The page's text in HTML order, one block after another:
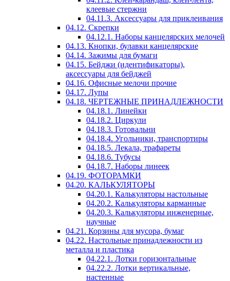
клеевые стержни
04.11.3. Аксессуары для приклеивания
04.12. Скрепки
04.12.1. Наборы канцелярских мелочей
04.13. Кнопки, булавки канцелярские
04.14. Зажимы для бумаги
04.15. Бейджи (идентификаторы),
аксессуары для бейджей
04.16. Офисные мелочи прочие
04.17. Лупы
04.18. ЧЕРТЕЖНЫЕ ПРИНАДЛЕЖНОСТИ
04.18.1. Линейки
04.18.2. Циркули
04.18.3. Готовальни
04.18.4. Угольники, транспортиры
04.18.5. Лекала, трафареты
04.18.6. Тубусы
04.18.7. Наборы линеек
04.19. ФОТОРАМКИ
04.20. КАЛЬКУЛЯТОРЫ
04.20.1. Калькуляторы настольные
04.20.2. Калькуляторы карманные
04.20.3. Калькуляторы инженерные,
научные
04.21. Корзины для мусора, бумаг
04.22. Настольные принадлежности из
металла и пластика
04.22.1. Лотки горизонтальные
04.22.2. Лотки вертикальные,
настенные